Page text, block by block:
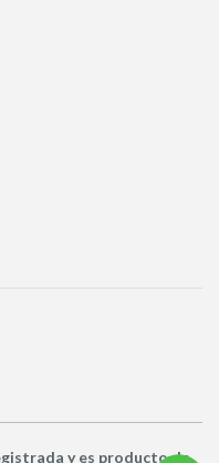
y es productode